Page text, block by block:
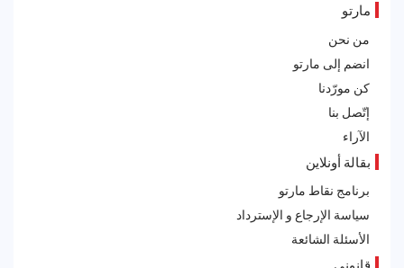
مارتو
من نحن
انضم إلى مارتو
كن مورّدنا
إتّصل بنا
الآراء
بقالة أونلاين
برنامج نقاط مارتو
سياسة الإرجاع و الإسترداد
الأسئلة الشائعة
قانوني